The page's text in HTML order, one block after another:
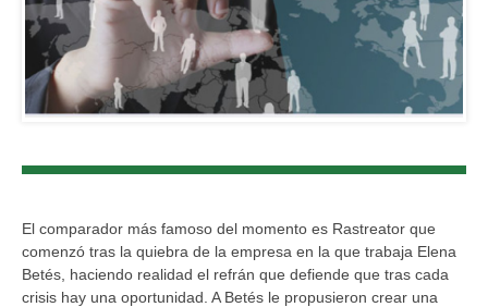
El comparador más famoso del momento es Rastreator que
comenzó tras la quiebra de la empresa en la que trabaja Elena
Betés, haciendo realidad el refrán que defiende que tras cada
crisis hay una oportunidad. A Betés le propusieron crear una